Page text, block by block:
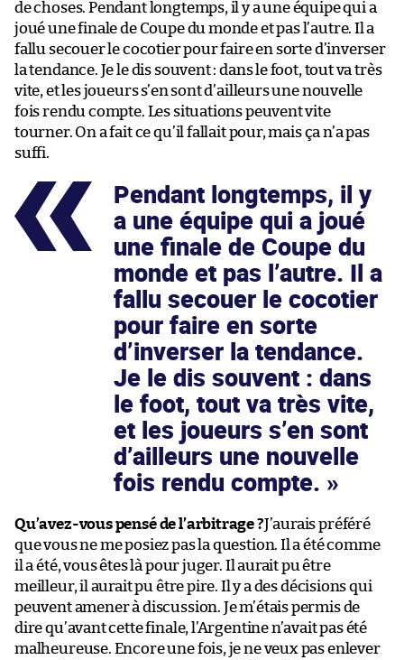
de choses. Pendant longtemps, il y a une équipe qui a
joué une finale de Coupe du monde et pas l’autre. Il a
fallu secouer le cocotier pour faire en sorte d’inverser
la tendance. Je le dis souvent : dans le foot, tout va très
vite, et les joueurs s’en sont d’ailleurs une nouvelle
fois rendu compte. Les situations peuvent vite
tourner. On a fait ce qu’il fallait pour, mais ça n’a pas
suffi.
Pendant longtemps, il y
a une équipe qui a joué
une finale de Coupe du
monde et pas l’autre. Il a
fallu secouer le cocotier
pour faire en sorte
d’inverser la tendance.
Je le dis souvent : dans
le foot, tout va très vite,
et les joueurs s’en sont
d’ailleurs une nouvelle
fois rendu compte.
Qu’avez-vous pensé de l’arbitrage ?J’aurais préféré
que vous ne me posiez pas la question. Il a été comme
il a été, vous êtes là pour juger. Il aurait pu être
meilleur, il aurait pu être pire. Il y a des décisions qui
peuvent amener à discussion. Je m’étais permis de
dire qu’avant cette finale, l’Argentine n’avait pas été
malheureuse. Encore une fois, je ne veux pas enlever